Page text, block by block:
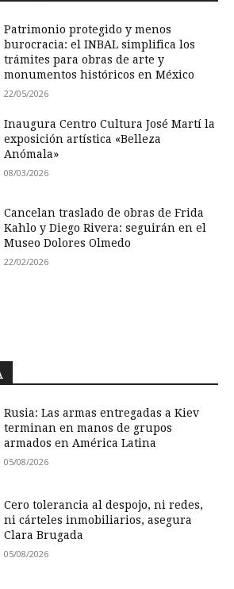
Patrimonio protegido y menos
burocracia: el INBAL simplifica los
trámites para obras de arte y
monumentos históricos en México
22/05/2026
Inaugura Centro Cultura José Martí la
exposición artística «Belleza
Anómala»
08/03/2026
Cancelan traslado de obras de Frida
Kahlo y Diego Rivera: seguirán en el
Museo Dolores Olmedo
22/02/2026
Rusia: Las armas entregadas a Kiev
terminan en manos de grupos
armados en América Latina
05/08/2026
Cero tolerancia al despojo, ni redes,
ni cárteles inmobiliarios, asegura
Clara Brugada
05/08/2026